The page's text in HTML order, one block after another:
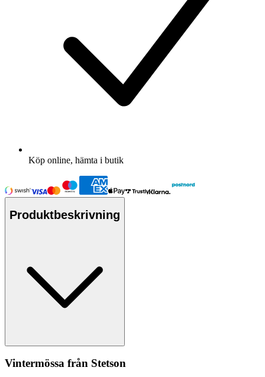
Köp online, hämta i butik
Produktbeskrivning
Vintermössa från Stetson